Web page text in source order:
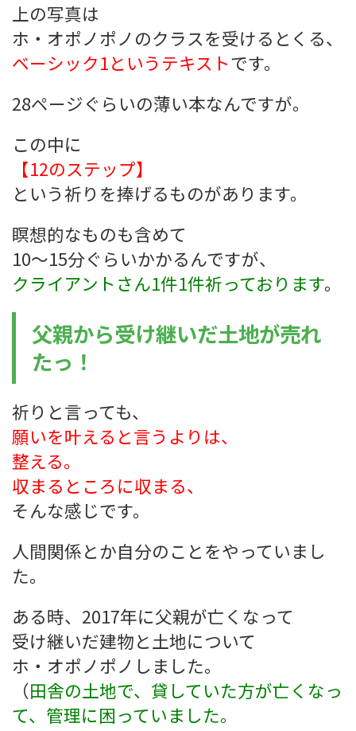
上の写真は
ホ・オポノポノのクラスを受けるとくる、
ベーシック1というテキストです。
28ページぐらいの薄い本なんですが。
この中に
【12のステップ】
という祈りを捧げるものがあります。
瞑想的なものも含めて
10～15分ぐらいかかるんですが、
クライアントさん1件1件祈っております。
父親から受け継いだ土地が売れ
たっ！
祈りと言っても、
願いを叶えると言うよりは、
整える。
収まるところに収まる、
そんな感じです。
人間関係とか自分のことをやっていまし
た。
ある時、2017年に父親が亡くなって
受け継いだ建物と土地について
ホ・オポノポノしました。
（田舎の土地で、貸していた方が亡くなっ
て、管理に困っていました。